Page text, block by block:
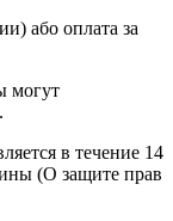
або оплата за
могут
в течение 14
(О защите прав